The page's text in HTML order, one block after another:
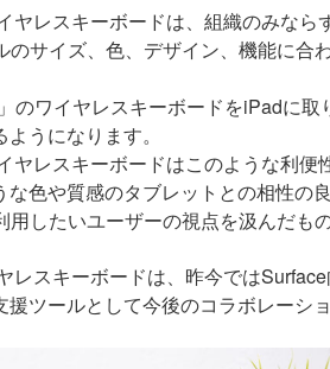
ヤレスキーボードは、組織のみなら
のサイズ、色、デザイン、機能に合
」のワイヤレスキーボードをiPadに取
うになります。
ヤレスキーボードはこのような利
な色や質感のタブレットとの相性の
用したいユーザーの視点を汲んだも
レスキーボードは、昨今ではSurface
ツールとして今後のコラボレーシ